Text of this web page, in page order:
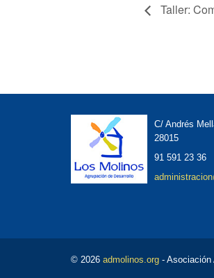
Taller:
C/ Andrés
28015
91 591 23 36
© 2026 admolinos.org - Asociación